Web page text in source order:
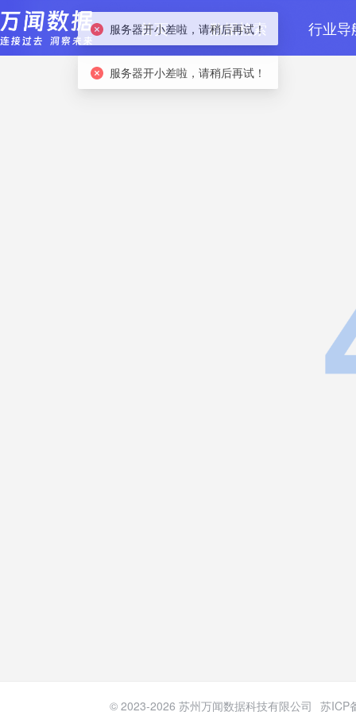
首页 数据检索 行业导
© 2023-2026 苏州万闻数据科技有限公司 苏ICP
服务器开小差啦，请稍后再试！
服务器开小差啦，请稍后再试！